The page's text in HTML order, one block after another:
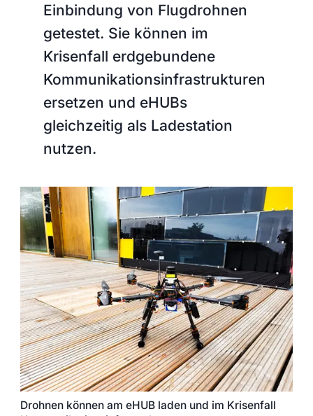
Einbindung von Flugdrohnen
getestet. Sie können im
Krisenfall erdgebundene
Kommunikationsinfrastrukturen
ersetzen und eHUBs
gleichzeitig als Ladestation
nutzen.
Drohnen können am eHUB laden und im Krisenfall